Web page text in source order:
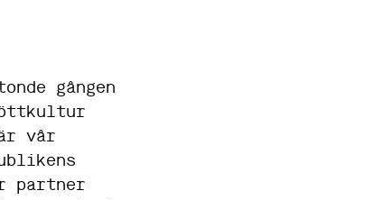
gången
vår
partner